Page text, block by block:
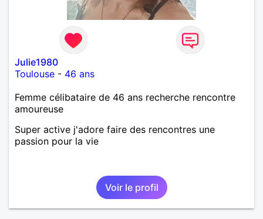
Julie1980
Toulouse - 46 ans
Femme célibataire de 46 ans recherche rencontre
amoureuse
Super active j'adore faire des rencontres une
passion pour la vie
Voir le profil